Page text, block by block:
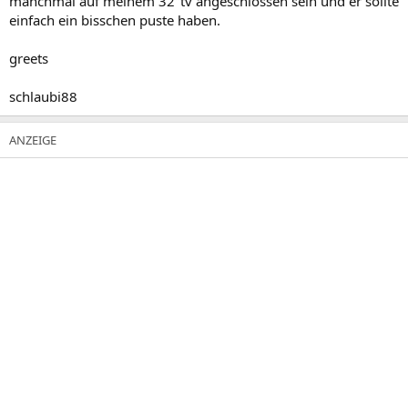
einfach ein bisschen puste haben.
greets
schlaubi88